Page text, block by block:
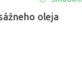
oleja